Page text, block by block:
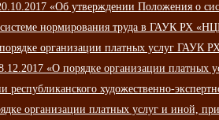
«Об утверждении Положения о
нормирования труда в ГАУК РХ
организации платных услуг
«О порядке организации платных
республиканского художественно-
организации платных услуг и иной,